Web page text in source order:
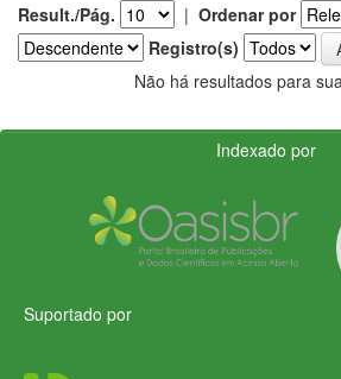
Result./Pág. | Ordenar por
Registro(s)
Não há resultados para
Indexado por
Suportado por